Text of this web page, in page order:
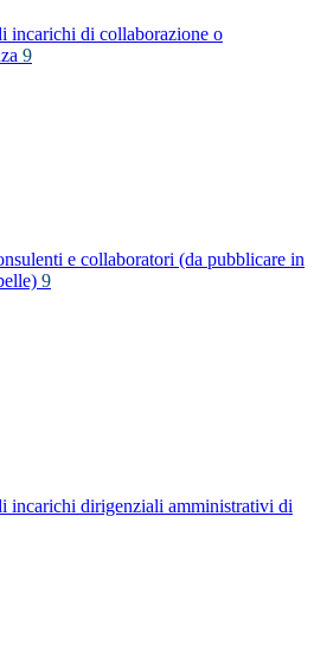
incarichi di collaborazione o
9
e collaboratori (da pubblicare in
9
incarichi dirigenziali amministrativi di